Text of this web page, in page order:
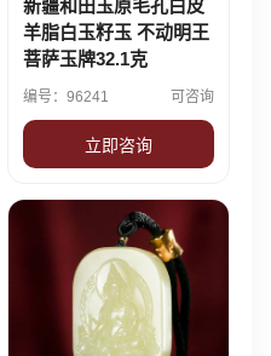
新疆和田玉原毛孔白皮
羊脂白玉籽玉 不动明王
菩萨玉牌32.1克
编号：96241 可咨询
立即咨询